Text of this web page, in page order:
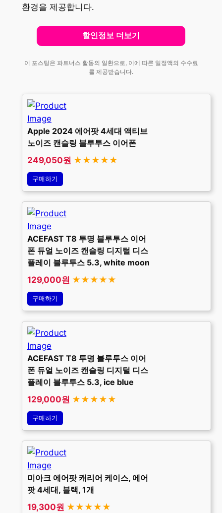
환경을 제공합니다.
할인정보 더보기
이 포스팅은 파트너스 활동의 일환으로, 이에 따른 일정액의 수수료
를 제공받습니다.
Apple 2024 에어팟 4세대 액티브
노이즈 캔슬링 블루투스 이어폰
249,050원 ★★★★★
구매하기
ACEFAST T8 투명 블루투스 이어
폰 듀얼 노이즈 캔슬링 디지털 디스
플레이 블루투스 5.3, white moon
129,000원 ★★★★★
구매하기
ACEFAST T8 투명 블루투스 이어
폰 듀얼 노이즈 캔슬링 디지털 디스
플레이 블루투스 5.3, ice blue
129,000원 ★★★★★
구매하기
미아크 에어팟 캐리어 케이스, 에어
팟 4세대, 블랙, 1개
19,300원 ★★★★★